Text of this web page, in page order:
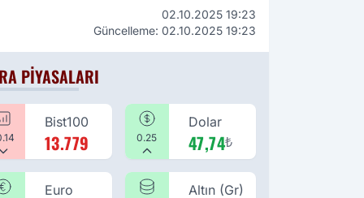
02.10.2025 19:23
Güncelleme: 02.10.2025 19:23
PIYASALARI
Bist100
13.779 0.25
Dolar
47,74₺
Euro Altın (Gr)